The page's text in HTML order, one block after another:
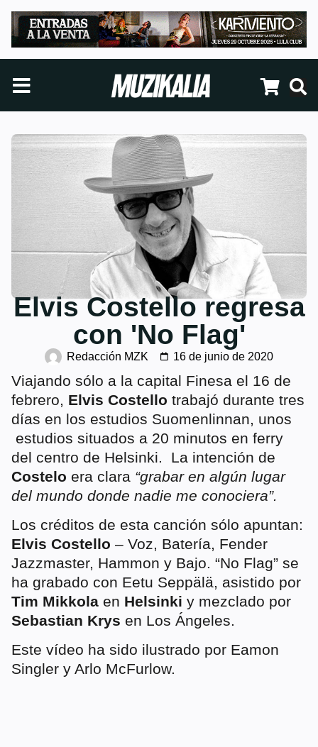
Elvis Costello regresa
con 'No Flag'
Redacción MZK 16 de junio de 2020
Viajando sólo a la capital Finesa el 16 de
febrero, Elvis Costello trabajó durante tres
días en los estudios Suomenlinnan, unos
estudios situados a 20 minutos en ferry
del centro de Helsinki. La intención de
Costelo era clara “grabar en algún lugar
del mundo donde nadie me conociera”.
Los créditos de esta canción sólo apuntan:
Elvis Costello – Voz, Batería, Fender
Jazzmaster, Hammon y Bajo. “No Flag” se
ha grabado con Eetu Seppälä, asistido por
Tim Mikkola en Helsinki y mezclado por
Sebastian Krys en Los Ángeles.
Este vídeo ha sido ilustrado por Eamon
Singler y Arlo McFurlow.